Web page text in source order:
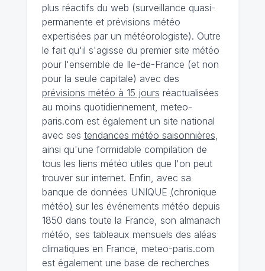
plus réactifs du web (surveillance quasi-
permanente et prévisions météo
expertisées par un météorologiste). Outre
le fait qu'il s'agisse du premier site météo
pour l'ensemble de Ile-de-France (et non
pour la seule capitale) avec des
prévisions météo à 15 jours réactualisées
au moins quotidiennement, meteo-
paris.com est également un site national
avec ses tendances météo saisonnières
ainsi qu'une formidable compilation de
tous les liens météo utiles que l'on peut
trouver sur internet. Enfin, avec sa
banque de données UNIQUE (chronique
météo) sur les événements météo depuis
1850 dans toute la France, son almanach
météo, ses tableaux mensuels des aléas
climatiques en France, meteo-paris.com
est également une base de recherches